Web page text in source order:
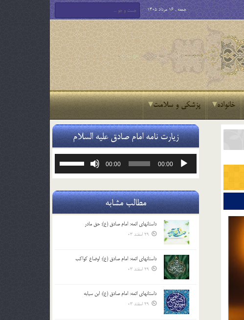
جمعه , 16 مرداد 1405
خانواده پزشکی و سلامت
زیارت نامه امام صادق علیه السلام
پخش‌کننده
00:00
00:00
یا
صدا
کلیدهای
مطالب مشابه
داستانهای ائمه: امام صادق (ع): حق مادر
29 اسفند 03
داستانهای ائمه: امام صادق (ع): اوضاع کواکب
29 اسفند 03
داستانهای ائمه: امام صادق (ع): ابن سیابه
29 اسفند 03